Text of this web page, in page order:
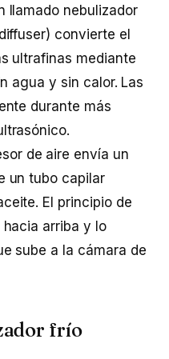
llamado nebulizador
convierte el
ultrafinas mediante
agua y sin calor. Las
durante más
de aire envía un
un tubo capilar
El principio de
arriba y lo
sube a la cámara de
frío